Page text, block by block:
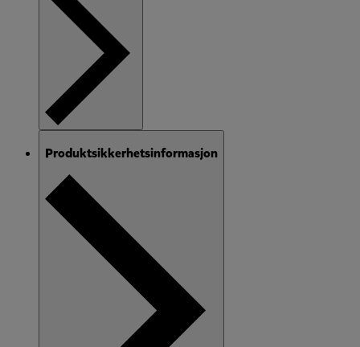
Produktsikkerhetsinformasjon